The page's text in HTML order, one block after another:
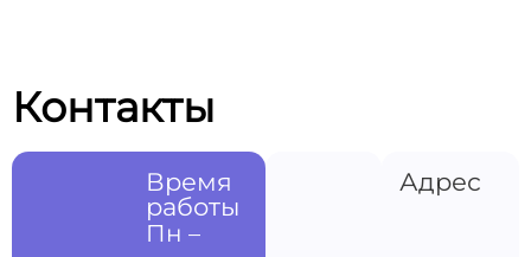
Контакты
Адрес
Время
работы
Пн –